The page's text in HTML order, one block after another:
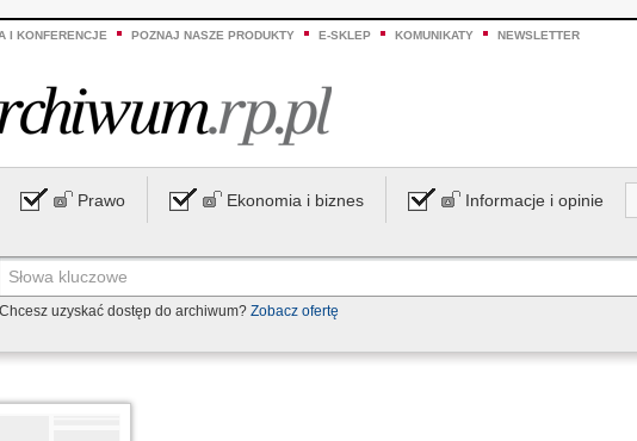
I KONFERENCJE POZNAJ NASZE PRODUKTY E-SKLEP KOMUNIKATY NEWSLETTER
Prawo Ekonomia i biznes Informacje i opinie
Chcesz uzyskać dostęp do archiwum? Zobacz ofertę